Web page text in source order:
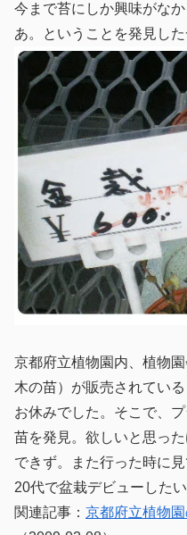
今まで苔にしか興味がな
あ。ということを発見した
京都府立植物園内、植物
木の苗）が販売されてい
お休みでした。そこで、
苗を発見。欲しいと思っ
できず。また行った時に
20代で盆栽デビューしたい
関連記事： 京都府立植物